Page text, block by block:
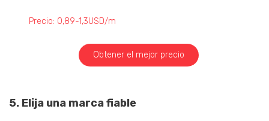
Precio: 0,89-1,3USD/m
Obtener el mejor precio
5. Elija una marca fiable